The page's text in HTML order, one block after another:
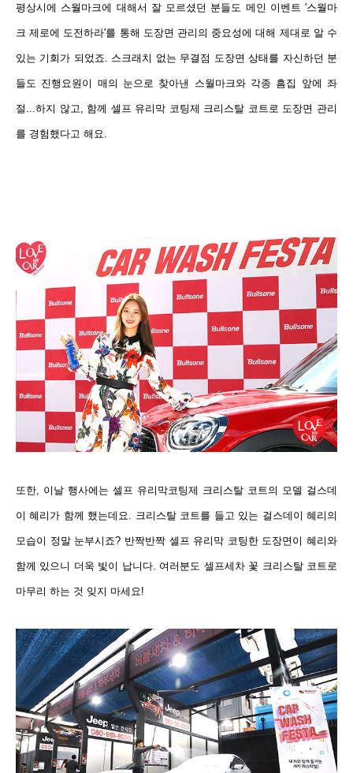
평상시에 스월마크에 대해서 잘 모르셨던 분들도 메인 이벤트 '스월마
크 제로에 도전하라'를 통해 도장면 관리의 중요성에 대해 제대로 알 수
있는 기회가 되었죠. 스크래치 없는 무결점 도장면 상태를 자신하던 분
들도 진행요원이 매의 눈으로 찾아낸 스월마크와 각종 흠집 앞에 좌
절...하지 않고, 함께 셀프 유리막 코팅제 크리스탈 코트로 도장면 관리
를 경험했다고 해요.
또한, 이날 행사에는 셀프 유리막코팅제 크리스탈 코트의 모델 걸스데
이 혜리가 함께 했는데요. 크리스탈 코트를 들고 있는 걸스데이 혜리의
모습이 정말 눈부시죠? 반짝반짝 셀프 유리막 코팅한 도장면이 혜리와
함께 있으니 더욱 빛이 납니다. 여러분도 셀프세차 꽃 크리스탈 코트로
마무리 하는 것 잊지 마세요!